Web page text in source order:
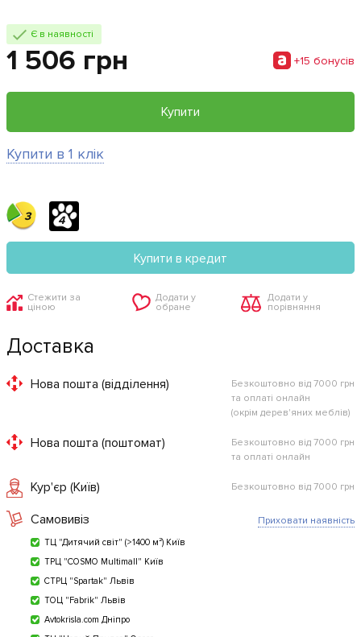
Є в наявності
1 506 грн +15 бонусiв
Купити
Купити в 1 клік
3 4
Купити в кредит
Стежити за
ціною
Додати у
обране
Додати у
порівняння
Доставка
Нова пошта (відділення)
Безкоштовно від 7000 грн
та оплаті онлайн
(окрім дерев'яних меблів)
Нова пошта (поштомат)
Безкоштовно від 7000 грн
та оплаті онлайн
Кур'єр (Київ) Безкоштовно від 7000 грн
Самовивіз
ТЦ "Дитячий світ" (>1400 м²) Київ
ТРЦ "COSMO Multimall" Київ
СТРЦ "Spartak" Львів
ТОЦ "Fabrik" Львів
Avtokrisla.com Дніпро
Приховати наявність